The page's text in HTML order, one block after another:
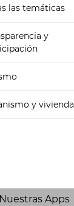
las temáticas
y
y vivienda
Nuestras Apps